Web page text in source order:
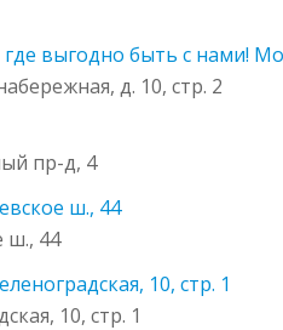
выгодно быть с нами!
д. 10, стр. 2
пр-д, 4
ш., 44
ш., 44
10, стр. 1
10, стр. 1